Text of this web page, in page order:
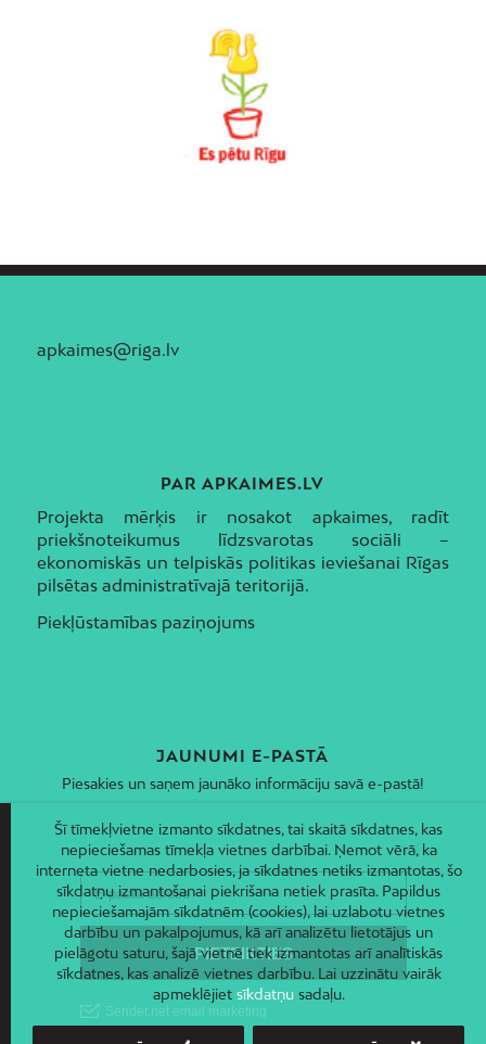
apkaimes@riga.lv
PAR APKAIMES.LV
Projekta mērķis ir nosakot apkaimes, radīt
priekšnoteikumus līdzsvarotas sociāli –
ekonomiskās un telpiskās politikas ieviešanai Rīgas
pilsētas administratīvajā teritorijā.
Piekļūstamības paziņojums
JAUNUMI E-PASTĀ
Piesakies un saņem jaunāko informāciju savā e-pastā!
Šī tīmekļvietne izmanto sīkdatnes, tai skaitā sīkdatnes, kas
nepieciešamas tīmekļa vietnes darbībai. Ņemot vērā, ka
interneta vietne nedarbosies, ja sīkdatnes netiks izmantotas, šo
sīkdatņu izmantošanai piekrišana netiek prasīta. Papildus
nepieciešamajām sīkdatnēm (cookies), lai uzlabotu vietnes
darbību un pakalpojumus, kā arī analizētu lietotājus un
pielāgotu saturu, šajā vietnē tiek izmantotas arī analītiskās
sīkdatnes, kas analizē vietnes darbību. Lai uzzinātu vairāk
apmeklējiet sīkdatņusadaļu.